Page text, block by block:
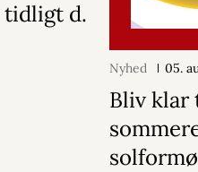
d.
Nyhed 05.
Bliv klar